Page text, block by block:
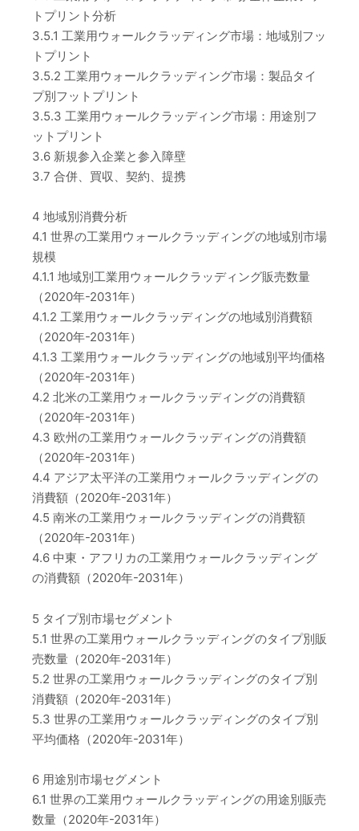
トプリント分析
3.5.1 工業用ウォールクラッディング市場：地域別フッ
トプリント
3.5.2 工業用ウォールクラッディング市場：製品タイ
プ別フットプリント
3.5.3 工業用ウォールクラッディング市場：用途別フ
ットプリント
3.6 新規参入企業と参入障壁
3.7 合併、買収、契約、提携
4 地域別消費分析
4.1 世界の工業用ウォールクラッディングの地域別市場
規模
4.1.1 地域別工業用ウォールクラッディング販売数量
（2020年-2031年）
4.1.2 工業用ウォールクラッディングの地域別消費額
（2020年-2031年）
4.1.3 工業用ウォールクラッディングの地域別平均価格
（2020年-2031年）
4.2 北米の工業用ウォールクラッディングの消費額
（2020年-2031年）
4.3 欧州の工業用ウォールクラッディングの消費額
（2020年-2031年）
4.4 アジア太平洋の工業用ウォールクラッディングの
消費額（2020年-2031年）
4.5 南米の工業用ウォールクラッディングの消費額
（2020年-2031年）
4.6 中東・アフリカの工業用ウォールクラッディング
の消費額（2020年-2031年）
5 タイプ別市場セグメント
5.1 世界の工業用ウォールクラッディングのタイプ別販
売数量（2020年-2031年）
5.2 世界の工業用ウォールクラッディングのタイプ別
消費額（2020年-2031年）
5.3 世界の工業用ウォールクラッディングのタイプ別
平均価格（2020年-2031年）
6 用途別市場セグメント
6.1 世界の工業用ウォールクラッディングの用途別販売
数量（2020年-2031年）